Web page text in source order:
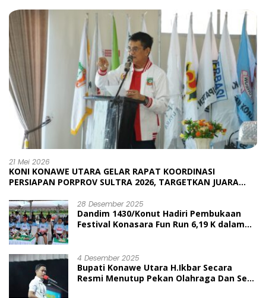
21 Mei 2026
KONI KONAWE UTARA GELAR RAPAT KOORDINASI
PERSIAPAN PORPROV SULTRA 2026, TARGETKAN JUARA
28 Desember 2025
Dandim 1430/Konut Hadiri Pembukaan
Festival Konasara Fun Run 6,19 K dalam
4 Desember 2025
Bupati Konawe Utara H.Ikbar Secara
Resmi Menutup Pekan Olahraga Dan Seni